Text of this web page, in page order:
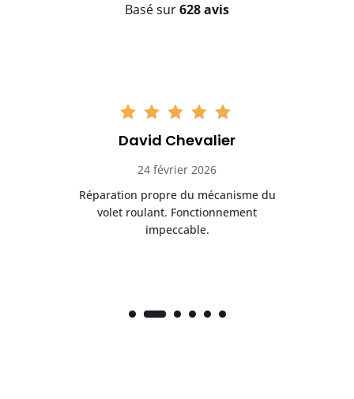
Basé sur628 avis
David Chevalier
24 février 2026
Réparation propre du mécanisme du
volet roulant. Fonctionnement
impeccable.